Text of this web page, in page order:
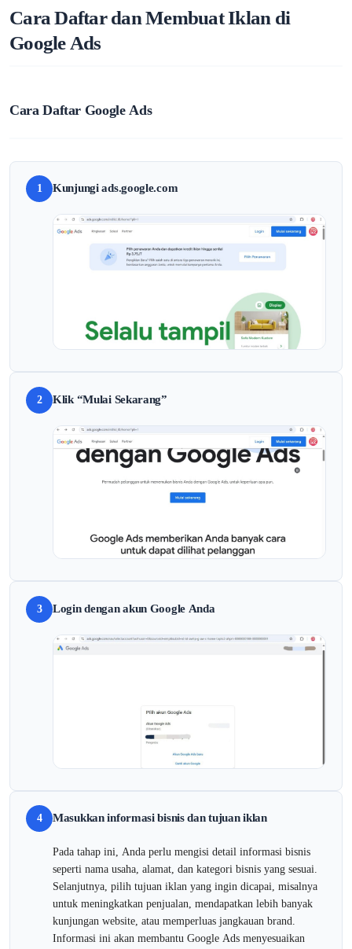
Cara Daftar dan Membuat Iklan di
Google Ads
Cara Daftar Google Ads
1 Kunjungi ads.google.com
2 Klik “Mulai Sekarang”
3 Login dengan akun Google Anda
4 Masukkan informasi bisnis dan tujuan iklan
Pada tahap ini, Anda perlu mengisi detail informasi bisnis
seperti nama usaha, alamat, dan kategori bisnis yang sesuai.
Selanjutnya, pilih tujuan iklan yang ingin dicapai, misalnya
untuk meningkatkan penjualan, mendapatkan lebih banyak
kunjungan website, atau memperluas jangkauan brand.
Informasi ini akan membantu Google Ads menyesuaikan